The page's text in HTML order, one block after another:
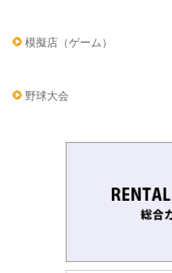
模擬店（ゲーム）
野球大会